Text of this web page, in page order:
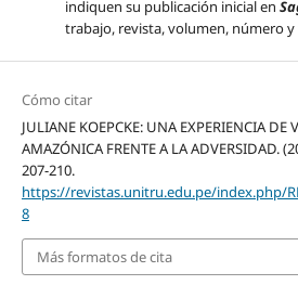
indiquen su publicación inicial en
trabajo, revista, volumen, número y
Cómo citar
JULIANE KOEPCKE: UNA EXPERIENCIA DE
AMAZÓNICA FRENTE A LA ADVERSIDAD.
207-210.
https://revistas.unitru.edu.pe/index.php/
8
Más formatos de cita